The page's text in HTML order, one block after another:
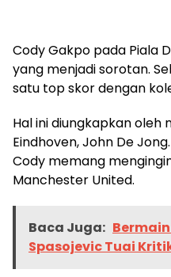
Cody Gakpo pada Piala
yang menjadi sorotan.
satu top skor dengan
Hal ini diungkapkan oleh
Eindhoven, John De
Cody memang
Manchester United.
Baca Juga:
Spasojevic Tuai